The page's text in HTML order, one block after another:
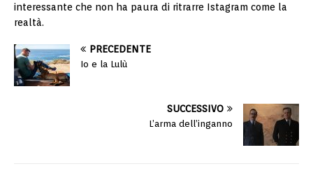
interessante che non ha paura di ritrarre Istagram come la
realtà.
PRECEDENTE
Io e la Lulù
SUCCESSIVO
L’arma dell’inganno